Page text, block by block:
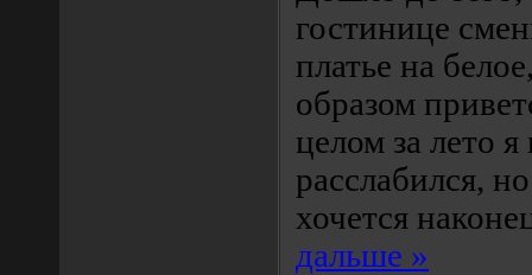
гостинице
платье на
образом
целом за лето
расслабился,
хочется
дальше »